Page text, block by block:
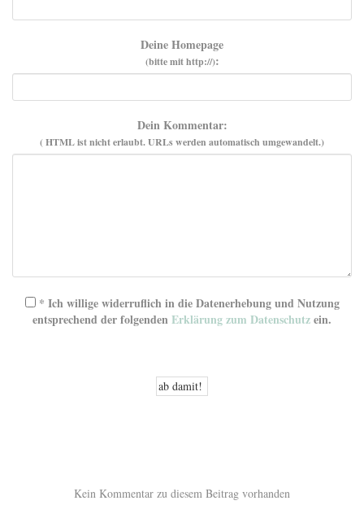
Deine Homepage
(bitte mit http://):
Dein Kommentar:
( HTML istnichterlaubt. URLs werden automatisch umgewandelt.)
* Ich willige widerruflich in die Datenerhebung und Nutzung
entsprechend der folgendenErklärung zum Datenschutzein.
Kein Kommentar zu diesem Beitrag vorhanden